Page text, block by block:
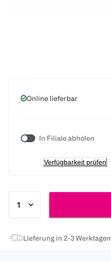
Online lieferbar
In Filiale abholen
Verfügbarkeit prüfen
Lieferung in 2-3 Werktagen